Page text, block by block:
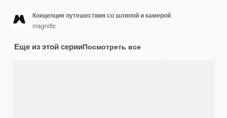
Концепция путешествия со шляпой и камерой
magnific
Еще из этой серииПосмотреть все